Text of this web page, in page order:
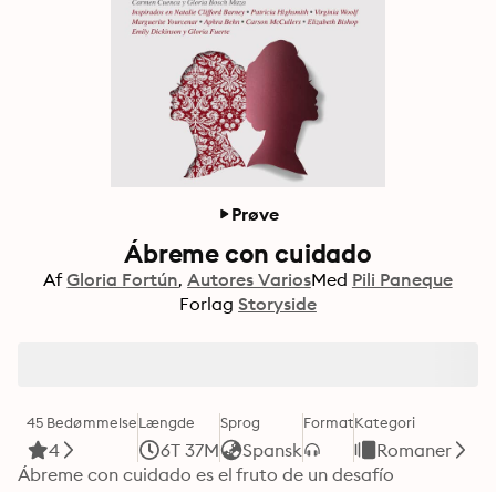
Prøve
Ábreme con cuidado
Af Gloria Fortún Autores VariosMed Pili Paneque
Forlag Storyside
45 Bedømmelse
4
Længde
6T 37M
Sprog
Spansk
FormatKategori
Romaner
Ábreme con cuidado es el fruto de un desafío